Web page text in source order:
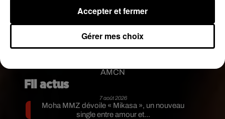
AMCN
être dévoilé le jour de Noël, à savoir lundi
prochain !
Fil actus
7 août 2026
Moha MMZ dévoile « Mikasa », un nouveau
single entre amour et...
Gérer mes choix
Accepter et fermer